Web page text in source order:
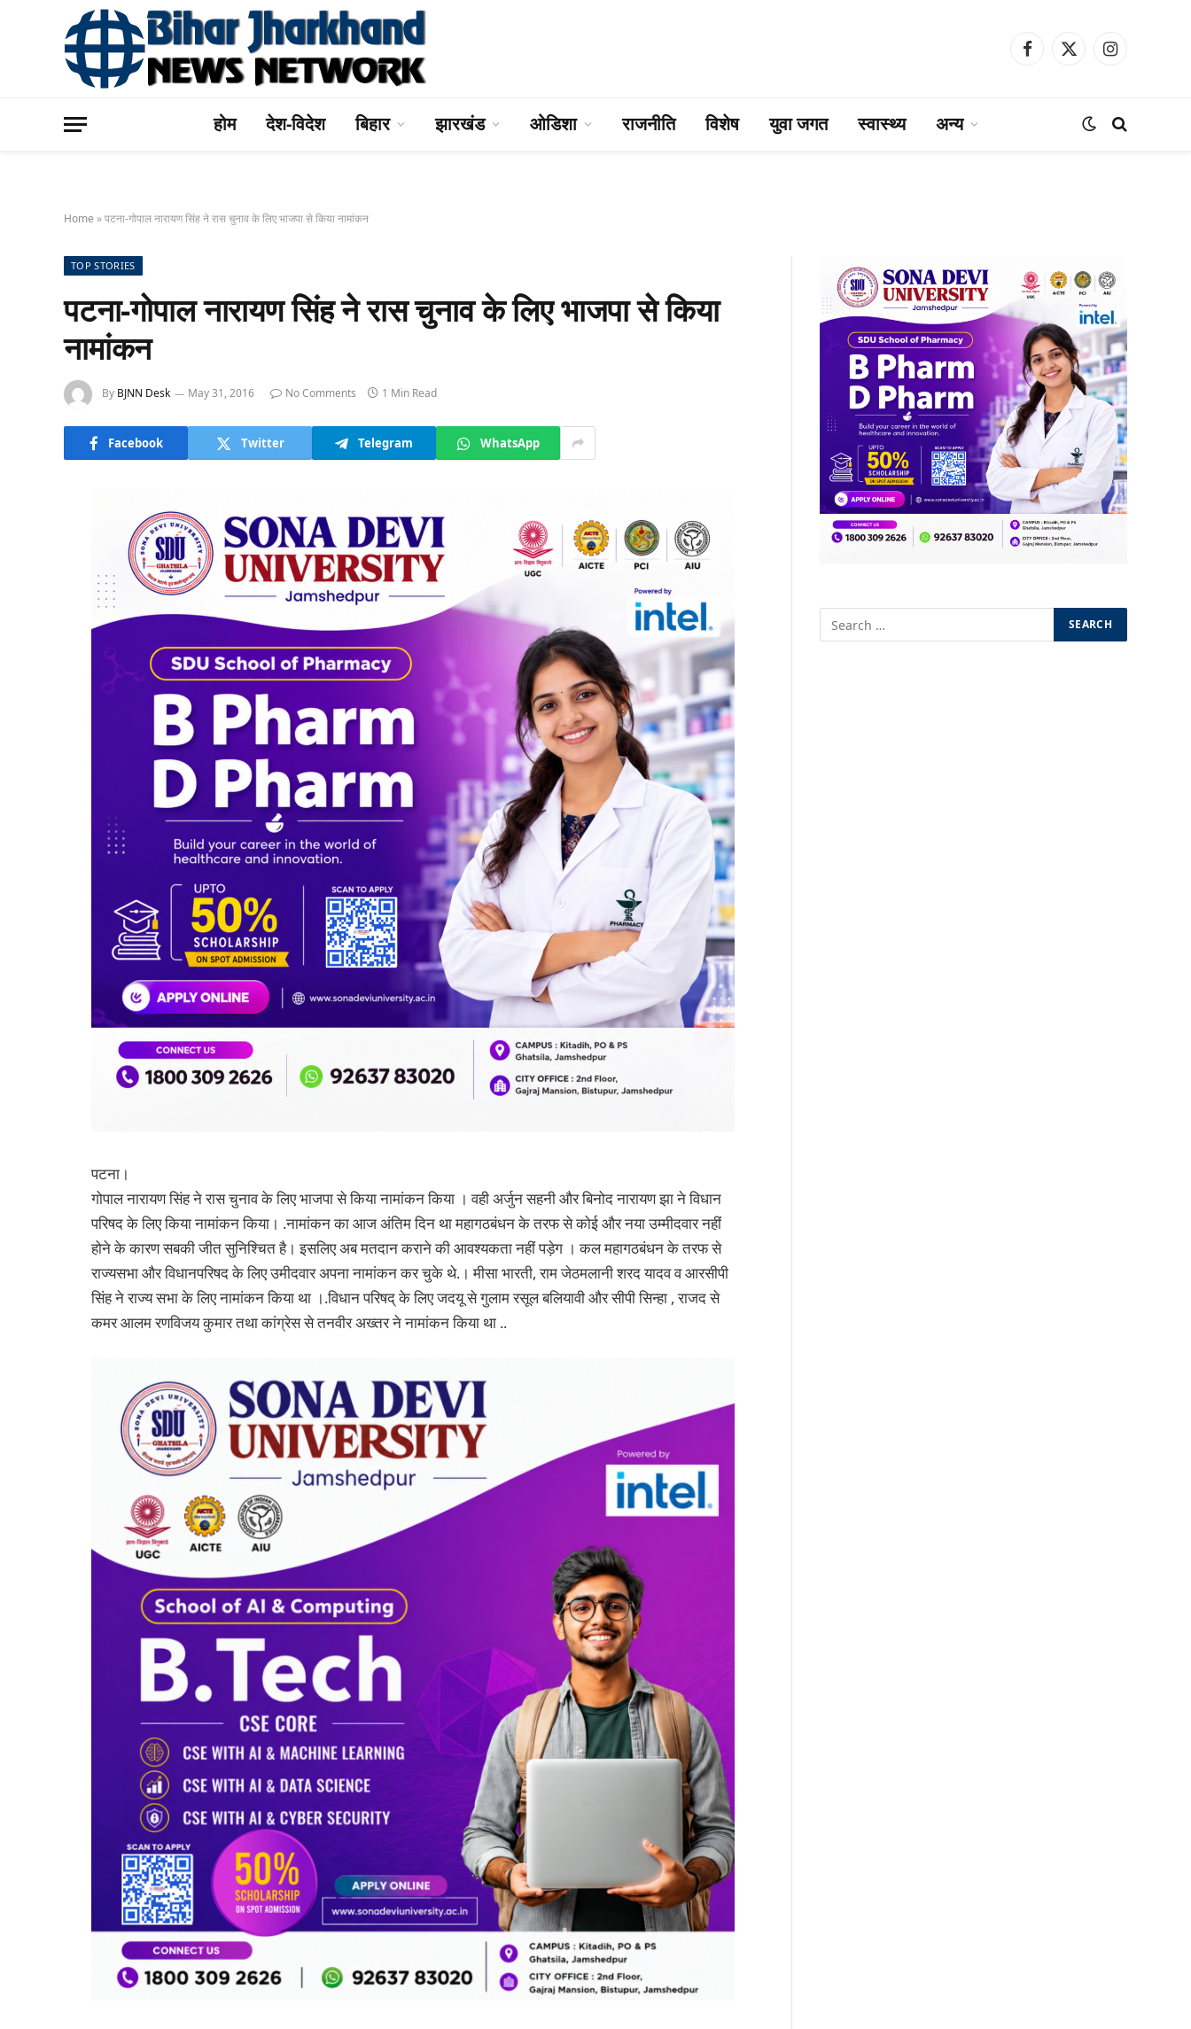
Facebook
X
Instagram
होम देश-विदेश बिहार झारखंड ओडिशा राजनीति विशेष युवा जगत स्वास्थ्य अन्य
Home »पटना-गोपाल नारायण सिंह ने रास चुनाव के लिए भाजपा से किया नामांकन
TOP STORIES
पटना-गोपाल नारायण सिंह ने रास चुनाव के लिए भाजपा से किया
नामांकन
By BJNN Desk May 31, 2016 No Comments 1 Min Read
Facebook Twitter Telegram WhatsApp
पटना।
गोपाल नारायण सिंह ने रास चुनाव के लिए भाजपा से किया नामांकन किया । वही अर्जुन सहनी और बिनोद नारायण झा ने विधान
परिषद के लिए किया नामांकन किया। .नामांकन का आज अंतिम दिन था महागठबंधन के तरफ से कोई और नया उम्मीदवार नहीं
होने के कारण सबकी जीत सुनिश्चित है। इसलिए अब मतदान कराने की आवश्यकता नहीं पड़ेग । कल महागठबंधन के तरफ से
राज्यसभा और विधानपरिषद के लिए उमीदवार अपना नामांकन कर चुके थे.। मीसा भारती, राम जेठमलानी शरद यादव व आरसीपी
सिंह ने राज्य सभा के लिए नामांकन किया था ।.विधान परिषद् के लिए जदयू से गुलाम रसूल बलियावी और सीपी सिन्हा , राजद से
कमर आलम रणविजय कुमार तथा कांग्रेस से तनवीर अख्तर ने नामांकन किया था ..